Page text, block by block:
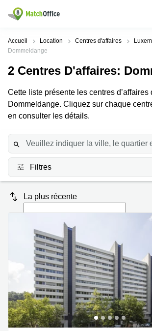
Rechercher / publier
Pages
de
Bureau
Centre
Coworking
Salles
de
réunion
Bureau
virtuel
Villes
Populaires
Luxembourg
sur-
Senningerberg
Bertrange
Sandweiler
Recherches
populaires
Сoworking
Luxembourg
Salle de
Coworking
Bertrange
Centre
Luxembourg
Bureaux
Сoworking
Esch-sur-
Alzette
Сoworking
Sandweiler
Bureaux
Esch-
sur-
Alzette
Aide
Qui sommes-nous?
Publier un bureau
Prix
Connexion
Choisissez une langue
Luxembourg
Accueil Location Centres d'affaires
Dommeldange
2 Centres D'affaires:
Cette liste présente les centres d’affaires
Dommeldange. Cliquez sur chaque
en consulter les détails.
Filtres
La plus récente